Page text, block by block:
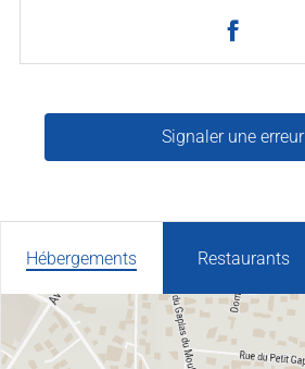
Signaler une erreur
Hébergements Restaurants